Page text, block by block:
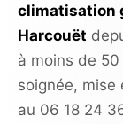
climatisation
Harcouët
à moins de
soignée, mise
au 06 18 24